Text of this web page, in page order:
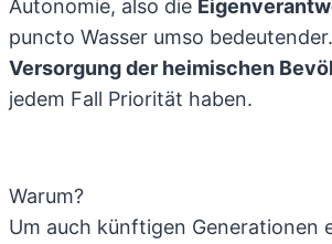
Autonomie, also die
puncto Wasser umso
Versorgung der heimischen
jedem Fall Priorität haben.
Warum?
Um auch künftigen Generationen